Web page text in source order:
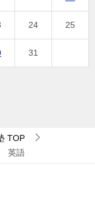
24 25
31
TOP
英語